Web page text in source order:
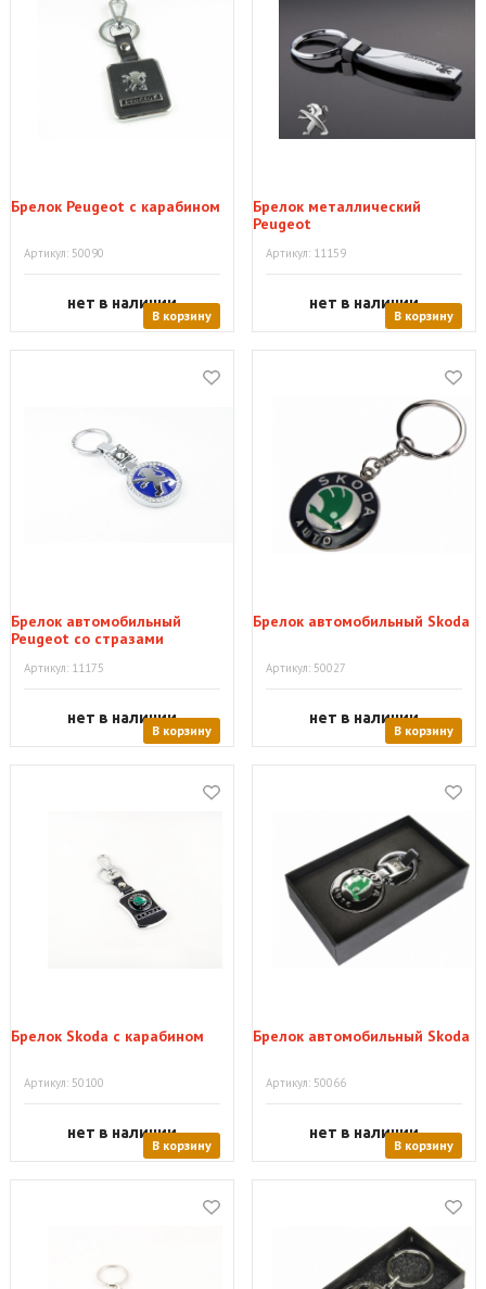
Брелок Peugeot с карабином
Артикул: 50090
нет в наличии
В корзину
Брелок металлический
Peugeot
Артикул: 11159
нет в наличии
В корзину
Брелок автомобильный
Peugeot со стразами
Артикул: 11175
нет в наличии
В корзину
Брелок автомобильный Skoda
Артикул: 50027
нет в наличии
В корзину
Брелок Skoda с карабином
Артикул: 50100
нет в наличии
В корзину
Брелок автомобильный Skoda
Артикул: 50066
нет в наличии
В корзину